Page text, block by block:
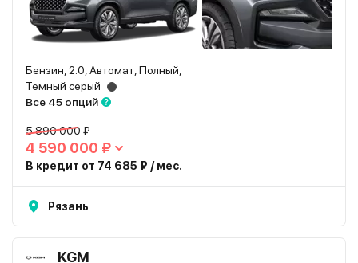
Бензин, 2.0, Автомат, Полный,
Темный серый
Все 45 опций
5 890 000 ₽
4 590 000 ₽
В кредит от 74 685 ₽ / мес.
Рязань
KGM